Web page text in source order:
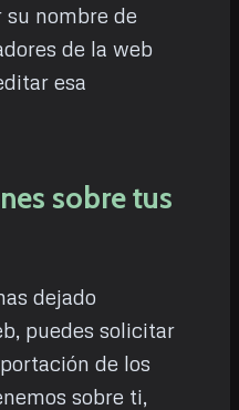
nombre de
de la web
esa
sobre tus
dejado
puedes solicitar
de los
sobre ti,